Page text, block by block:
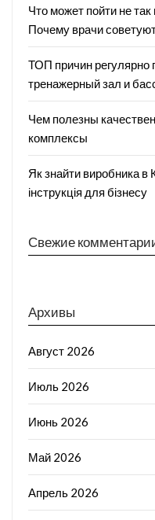
Что может пойти не
Почему врачи
ТОП причин регулярно
тренажерный зал и
Чем полезны
комплексы
Як знайти виробника в
інструкція для бізнесу
Свежие
Архивы
Август 2026
Июль 2026
Июнь 2026
Май 2026
Апрель 2026